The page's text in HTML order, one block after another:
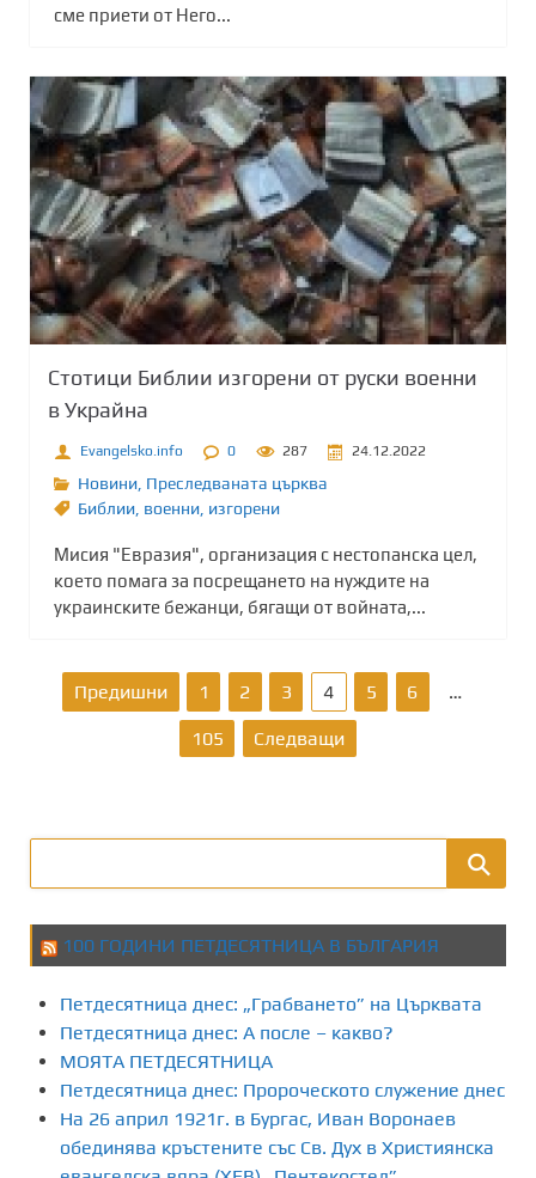
сме приети от Него...
Стотици Библии изгорени от руски военни
в Украйна
Evangelsko.info 0 287 24.12.2022
Новини Преследваната църква
Библии военни изгорени
Мисия "Евразия", организация с нестопанска цел,
което помага за посрещането на нуждите на
украинските бежанци, бягащи от войната,...
д
е
л
н
е
н
Предишни 1 2 3 4 5 6 …
105 Следващи
100 ГОДИНИ ПЕТДЕСЯТНИЦА В БЪЛГАРИЯ
Петдесятница днес: „Грабването” на Църквата
Петдесятница днес: А после – какво?
МОЯТА ПЕТДЕСЯТНИЦА
Петдесятница днес: Пророческото служение днес
На 26 април 1921г. в Бургас, Иван Воронаев
обединява кръстените със Св. Дух в Християнска